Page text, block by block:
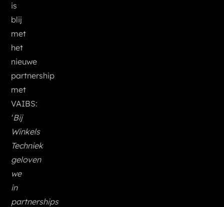
is
blij
met
het
nieuwe
partnership
met
VAIBS:
‘Bij
Winkels
Techniek
geloven
we
in
partnerships